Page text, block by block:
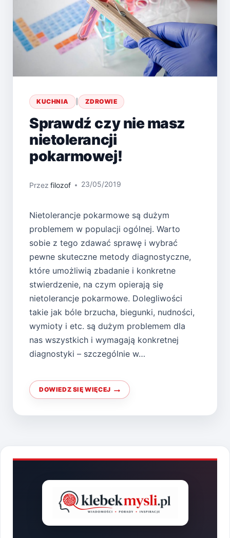
KUCHNIA | ZDROWIE
Sprawdź czy nie masz
nietolerancji
pokarmowej!
Przez filozof 23/05/2019
Nietolerancje pokarmowe są dużym
problemem w populacji ogólnej. Warto
sobie z tego zdawać sprawę i wybrać
pewne skuteczne metody diagnostyczne,
które umożliwią zbadanie i konkretne
stwierdzenie, na czym opierają się
nietolerancje pokarmowe. Dolegliwości
takie jak bóle brzucha, biegunki, nudności,
wymioty i etc. są dużym problemem dla
nas wszystkich i wymagają konkretnej
diagnostyki – szczególnie w…
DOWIEDZ SIĘ WIĘCEJ
SPRAWDŹ
CZY
NIETOLERANCJI